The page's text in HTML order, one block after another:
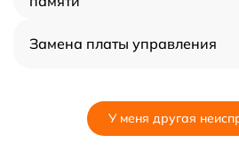
Замена платы управления
У меня другая